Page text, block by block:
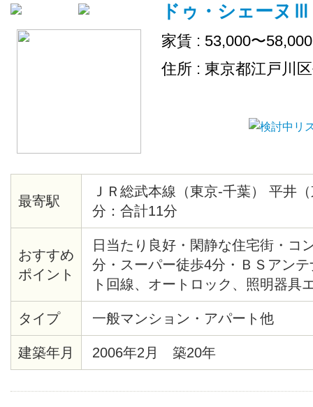
ドゥ・シェーヌⅢ
家賃 : 53,000〜
住所 : 東京都江戸川
最寄駅
ＪＲ総武本線（東京-千葉） 平井
分：合計11分
おすすめ
ポイント
日当たり良好・閑静な住宅街・コ
分・スーパー徒歩4分・ＢＳアン
ト回線、オートロック、照明器具
ロ付・1階住戸は開口部シャッタ
リング・ケーブルテレビ対応
タイプ 一般マンション・アパート他
建築年月 2006年2月 築20年